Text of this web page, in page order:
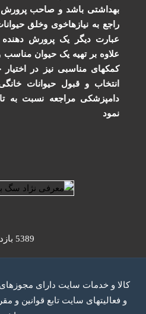
بهداشتی باشد و صاحب
راجع به نیازهاخوی وخلق
عبارت دیگر یک پرورش دهنده
علاوه بر تهیه یک حیوان
کمکهای مناسبی نیز در اختیار
انتخاب و قبول حیوانات
دامپزشکی مراجعه نسبت به
نمود
5389 بازدید
كالا و خدمات سایت دارای
و فعاليتهای سايت تابع قوانين و